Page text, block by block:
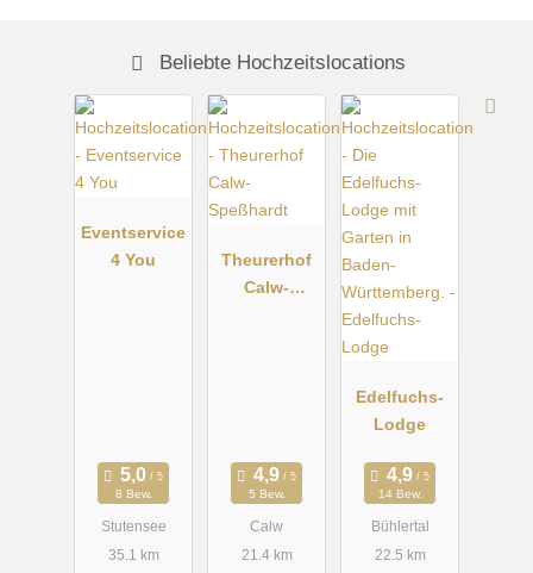
Beliebte Hochzeitslocations
Eventservice
4 You
8 Bew.
Stutensee
35.1 km
Theurerhof
Calw-
5 Bew.
Calw
21.4 km
Edelfuchs-
Lodge
14 Bew.
Bühlertal
22.5 km